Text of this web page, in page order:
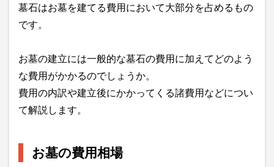
墓石はお墓を建てる費用において大部分を占めるもの
です。
お墓の建立には一般的な墓石の費用に加えてどのよう
な費用がかかるのでしょうか。
費用の内訳や建立後にかかってくる諸費用などについ
て解説します。
お墓の費用相場